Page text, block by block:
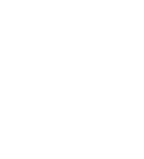
อนาคตที่ดีกว่าไปพร้อม